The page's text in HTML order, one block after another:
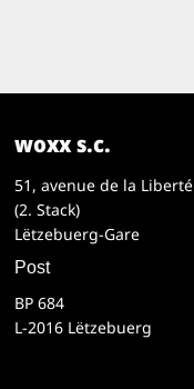
woxx s.c.
51, avenue de la Liberté
(2. Stack)
Lëtzebuerg-Gare
Post
BP 684
L-2016 Lëtzebuerg